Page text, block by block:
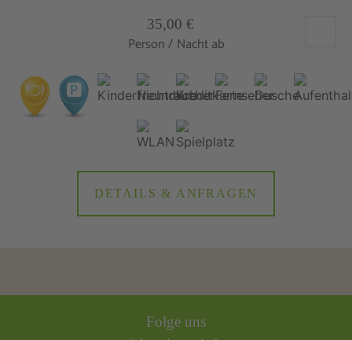
35,00 €
Person / Nacht ab
DETAILS & ANFRAGEN
Folge uns